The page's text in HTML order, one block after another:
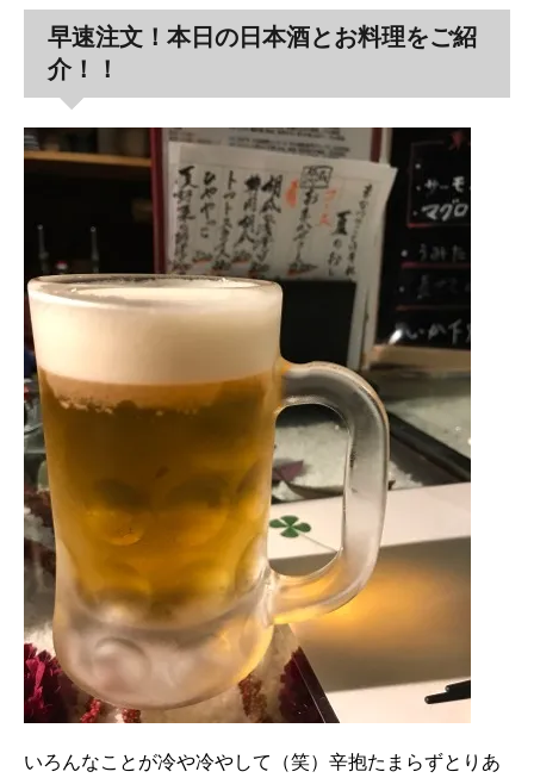
早速注文！本日の日本酒とお料理をご紹
介！！
いろんなことが冷や冷やして（笑）辛抱たまらずとりあ